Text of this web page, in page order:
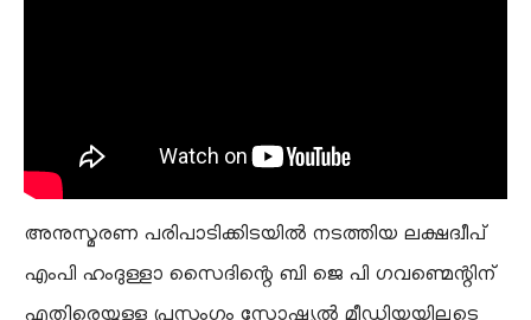
അനുസ്മരണ പരിപാടിക്കിടയിൽ നടത്തിയ ലക്ഷദ്വീപ്
എംപി ഹംദുള്ളാ സൈദിന്റെ ബി ജെ പി ഗവണ്മെന്റിന്
എതിരെയുള്ള പ്രസംഗം സോഷ്യൽ മീഡിയയിലൂടെ